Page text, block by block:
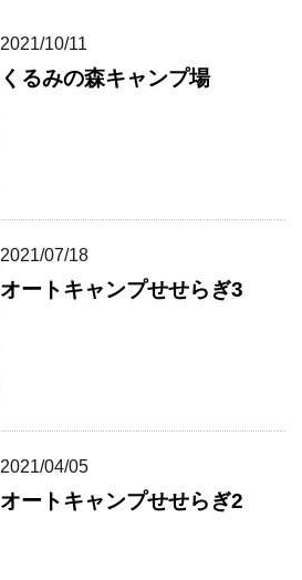
2021/10/11
くるみの森キャンプ場
2021/07/18
オートキャンプせせらぎ3
2021/04/05
オートキャンプせせらぎ2